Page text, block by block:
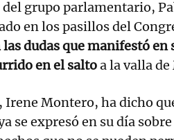
grupo parlamentario,
en los pasillos del
dudas que manifestó en
en el saltoa la valla
Montero, ha dicho
se expresó en su día